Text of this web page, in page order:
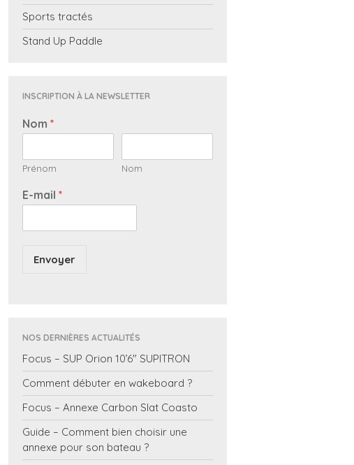
Sports tractés
Stand Up Paddle
INSCRIPTION À LA NEWSLETTER
Nom *
Prénom Nom
E-mail *
Envoyer
NOS DERNIÈRES ACTUALITÉS
Focus – SUP Orion 10’6″ SUPITRON
Comment débuter en wakeboard ?
Focus – Annexe Carbon Slat Coasto
Guide – Comment bien choisir une
annexe pour son bateau ?